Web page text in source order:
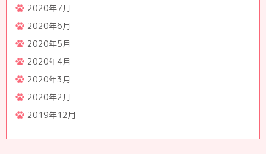
2020年7月
2020年6月
2020年5月
2020年4月
2020年3月
2020年2月
2019年12月